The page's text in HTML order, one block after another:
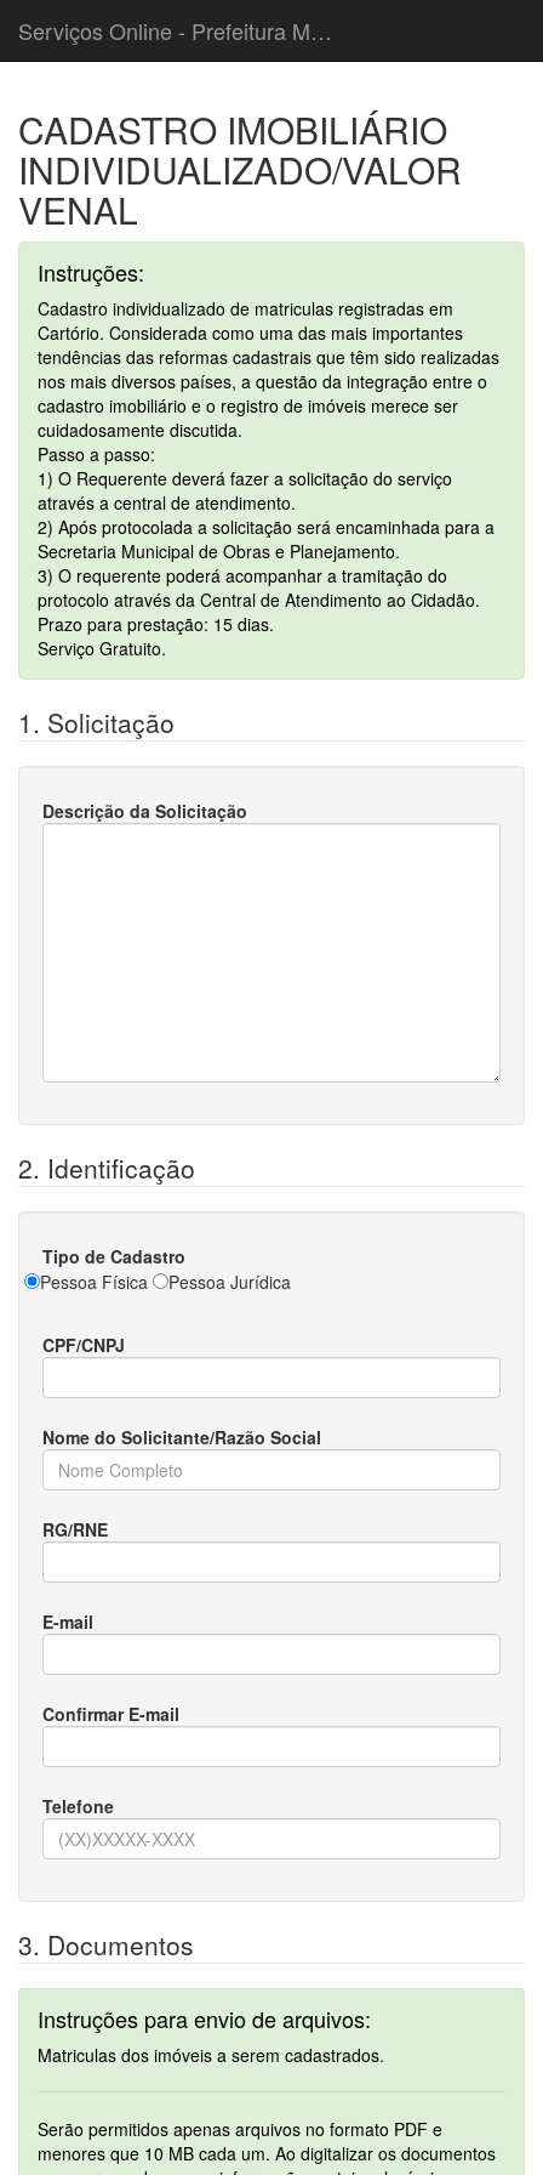
Serviços Online - Prefeitura Municipal de Cordeiropolis
CADASTRO IMOBILIÁRIO
INDIVIDUALIZADO/VALOR
VENAL
Instruções:
Cadastro individualizado de matriculas registradas em
Cartório. Considerada como uma das mais importantes
tendências das reformas cadastrais que têm sido realizadas
nos mais diversos países, a questão da integração entre o
cadastro imobiliário e o registro de imóveis merece ser
cuidadosamente discutida.
Passo a passo:
1) O Requerente deverá fazer a solicitação do serviço
através a central de atendimento.
2) Após protocolada a solicitação será encaminhada para a
Secretaria Municipal de Obras e Planejamento.
3) O requerente poderá acompanhar a tramitação do
protocolo através da Central de Atendimento ao Cidadão.
Prazo para prestação: 15 dias.
Serviço Gratuito.
1. Solicitação
Descrição da Solicitação
2. Identificação
Tipo de Cadastro
Pessoa Física
Pessoa Jurídica
CPF/CNPJ
Nome do Solicitante/Razão Social
RG/RNE
E-mail
Confirmar E-mail
Telefone
3. Documentos
Instruções para envio de arquivos:
Matriculas dos imóveis a serem cadastrados.
Serão permitidos apenas arquivos no formato PDF e
menores que 10 MB cada um. Ao digitalizar os documentos